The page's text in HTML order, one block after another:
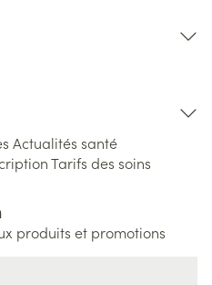
Actualités santé
Tarifs des soins
produits et promotions